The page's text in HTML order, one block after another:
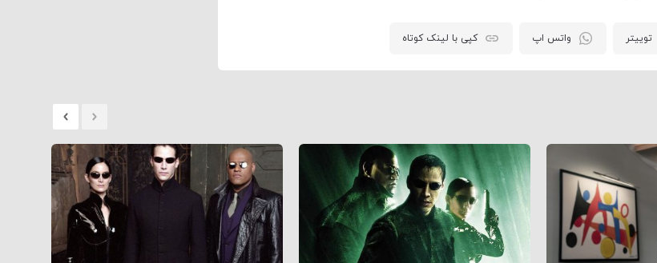
توییتر واتس اپ کپی با لینک کوتاه